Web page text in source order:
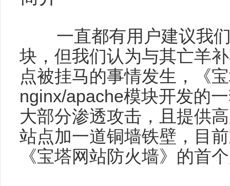
一直都有用户建议我们
块，但我们认为与其亡羊
点被挂马的事情发生，《
nginx/apache模块开发的
大部分渗透攻击，且提供
站点加一道铜墙铁壁，目
《宝塔网站防火墙》的首